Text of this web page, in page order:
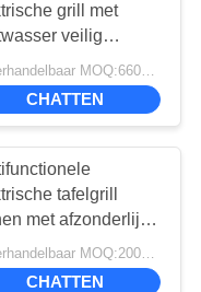
10
grill met
veilig
aluminium plaat
Onderhandelbaar MOQ:660PCS
CHATTEN
tafelgrill
met afzonderlijke
Onderhandelbaar MOQ:2000pcs
CHATTEN